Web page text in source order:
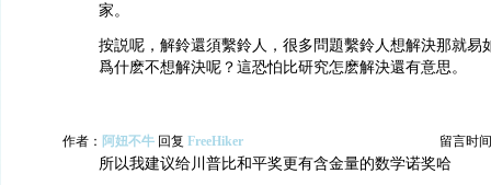
家。
按説呢，解鈴還須繫鈴人，很多問題繫鈴人想解決那就易
爲什麽不想解決呢？這恐怕比研究怎麽解決還有意思。
作者： 阿妞不牛 回复 FreeHiker 留言时
所以我建议给川普比和平奖更有含金量的数学诺奖哈